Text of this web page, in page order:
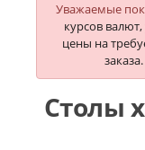
Уважаемые
курсов
цены на
Столы